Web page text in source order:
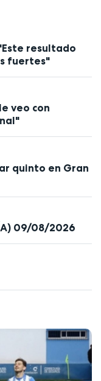
resultado
fuertes"
veo con
quinto en Gran
09/08/2026